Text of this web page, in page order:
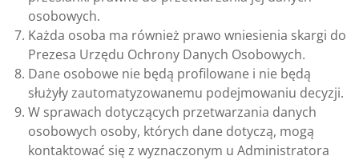
osobowych.
Każda osoba ma również prawo wniesienia skargi do
Prezesa Urzędu Ochrony Danych Osobowych.
Dane osobowe nie będą profilowane i nie będą
służyły zautomatyzowanemu podejmowaniu decyzji.
W sprawach dotyczących przetwarzania danych
osobowych osoby, których dane dotyczą, mogą
kontaktować się z wyznaczonym u Administratora